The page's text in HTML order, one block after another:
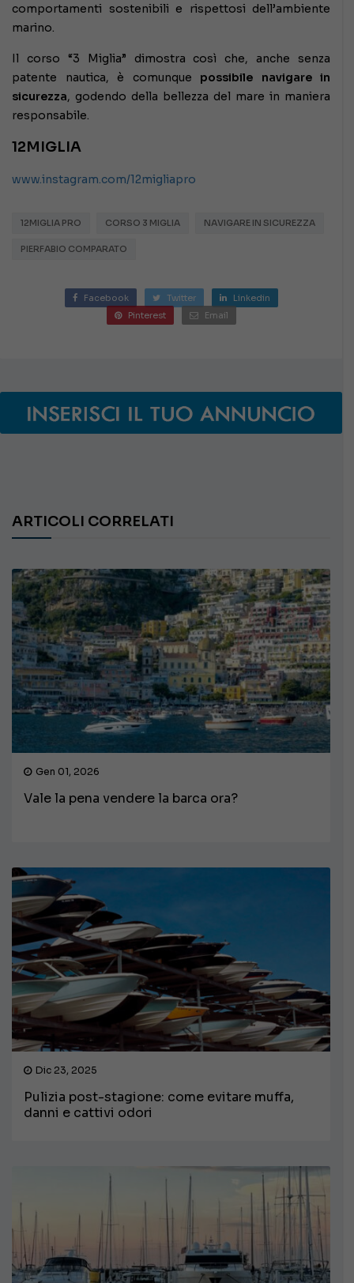
comportamenti sostenibili e rispettosi dell’ambiente
marino.
Il corso “3 Miglia” dimostra così che, anche senza
patente nautica, è comunque possibile navigare in
sicurezza, godendo della bellezza del mare in maniera
responsabile.
12MIGLIA
www.instagram.com/12migliapro
12MIGLIA PRO CORSO 3 MIGLIA NAVIGARE IN SICUREZZA
PIERFABIO COMPARATO
Facebook Twitter
Linkedin
Pinterest
Email
ARTICOLI CORRELATI
Gen 01, 2026
Vale la pena vendere la barca ora?
Dic 23, 2025
Pulizia post-stagione: come evitare muffa,
danni e cattivi odori